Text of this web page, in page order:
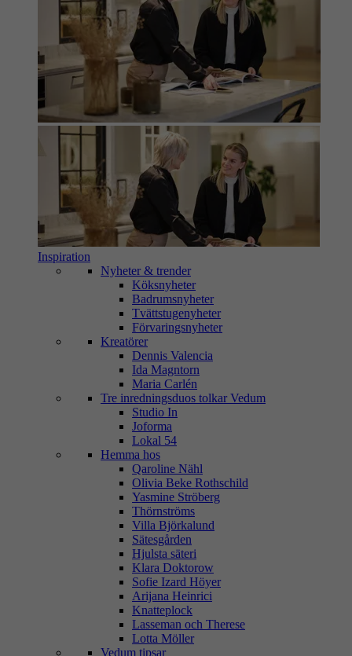
Inspiration
Nyheter & trender
Köksnyheter
Badrumsnyheter
Tvättstugenyheter
Förvaringsnyheter
Kreatörer
Dennis Valencia
Ida Magntorn
Maria Carlén
Tre inredningsduos tolkar Vedum
Studio In
Joforma
Lokal 54
Hemma hos
Qaroline Nähl
Olivia Beke Rothschild
Yasmine Ströberg
Thörnströms
Villa Björkalund
Sätesgården
Hjulsta säteri
Klara Doktorow
Sofie Izard Höyer
Arijana Heinrici
Knatteplock
Lasseman och Therese
Lotta Möller
Vedum tipsar